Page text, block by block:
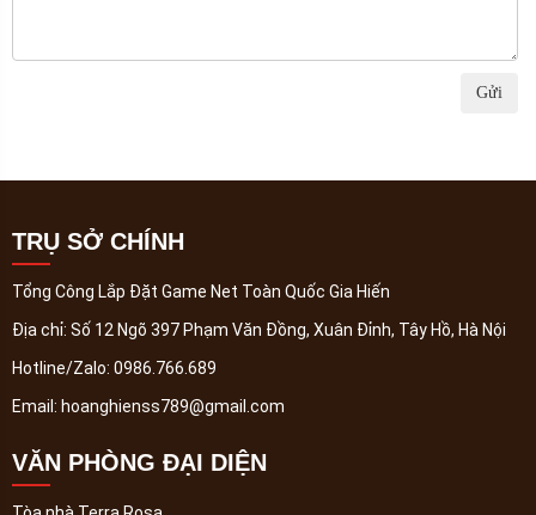
Gửi
TRỤ SỞ CHÍNH
Tổng Công Lắp Đặt Game Net Toàn Quốc Gia Hiến
Địa chỉ: Số 12 Ngõ 397 Phạm Văn Đồng, Xuân Đỉnh, Tây Hồ, Hà Nội
Hotline/Zalo: 0986.766.689
Email: hoanghienss789@gmail.com
VĂN PHÒNG ĐẠI DIỆN